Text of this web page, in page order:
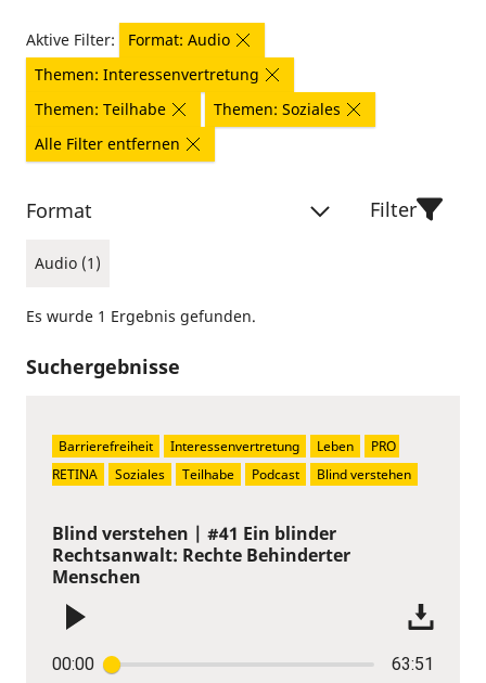
Aktive Filter:
Format: Audio
Themen: Interessenvertretung
Themen: Teilhabe
Themen: Soziales
Alle Filter entfernen
Format
Audio (1)
Filter
Es wurde 1 Ergebnis gefunden.
Suchergebnisse
Blind verstehen | #41 Ein blinder
Rechtsanwalt: Rechte Behinderter
Menschen
00:00 63:51
Barrierefreiheit Interessenvertretung Leben
PRO
RETINA
Soziales Teilhabe Podcast Blind verstehen